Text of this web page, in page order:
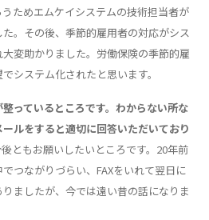
ためエムケイシステムの技術担当者が
。その後、季節的雇用者の対応がシス
変助かりました。労働保険の季節的雇
システム化されたと思います。
っているところです。わからない所な
ルをすると適切に回答いただいており
ともお願いしたいところです。20年前
つながりづらい、FAXをいれて翌日に
ましたが、今では遠い昔の話になりま